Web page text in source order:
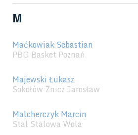
M
Maćkowiak Sebastian
PBG Basket Poznań
Majewski Łukasz
Sokołów Znicz Jarosław
Malcherczyk Marcin
Stal Stalowa Wola